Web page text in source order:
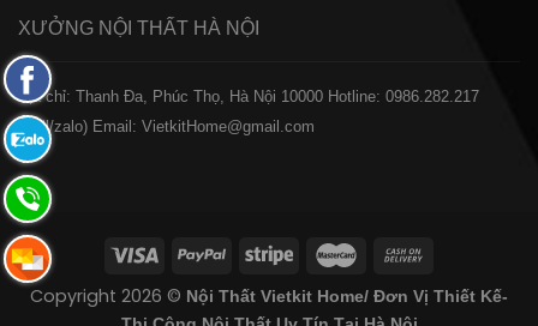
XƯỞNG NỘI THẤT HÀ NỘI
️Địa chỉ: Thanh Đa, Phúc Thọ, Hà Nội 10000 Hotline: 0986.282.217
(Call/zalo) Email: VietkitHome@gmail.com
Copyright 2026 © Nội Thất Vietkit Home/ Đơn Vị Thiết Kế-
Fanpage
Facebook
Zalo:
0865.283.168
Hotline:
0865.283.168
Hotline:
0865.283.168